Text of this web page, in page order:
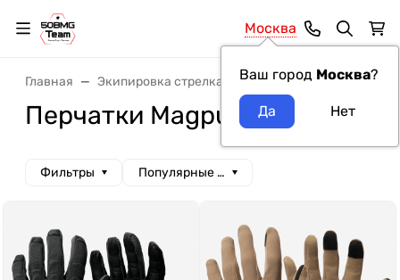
Москва
Ваш город Москва?
Главная Экипировка стрелка Перчатки Перчатки
Перчатки Magpul
Фильтры Популярные сначала